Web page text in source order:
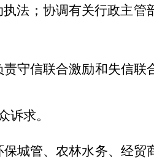
法；协调有关行政主管
守信联合激励和失信联
诉求。
城管、农林水务、经贸